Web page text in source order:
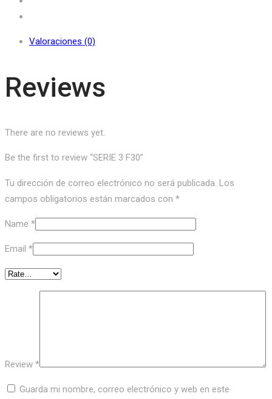
Valoraciones (0)
Reviews
There are no reviews yet.
Be the first to review “SERIE 3 F30”
Tu dirección de correo electrónico no será publicada. Los
campos obligatorios están marcados con *
Name *
Email *
Review *
Guarda mi nombre, correo electrónico y web en este